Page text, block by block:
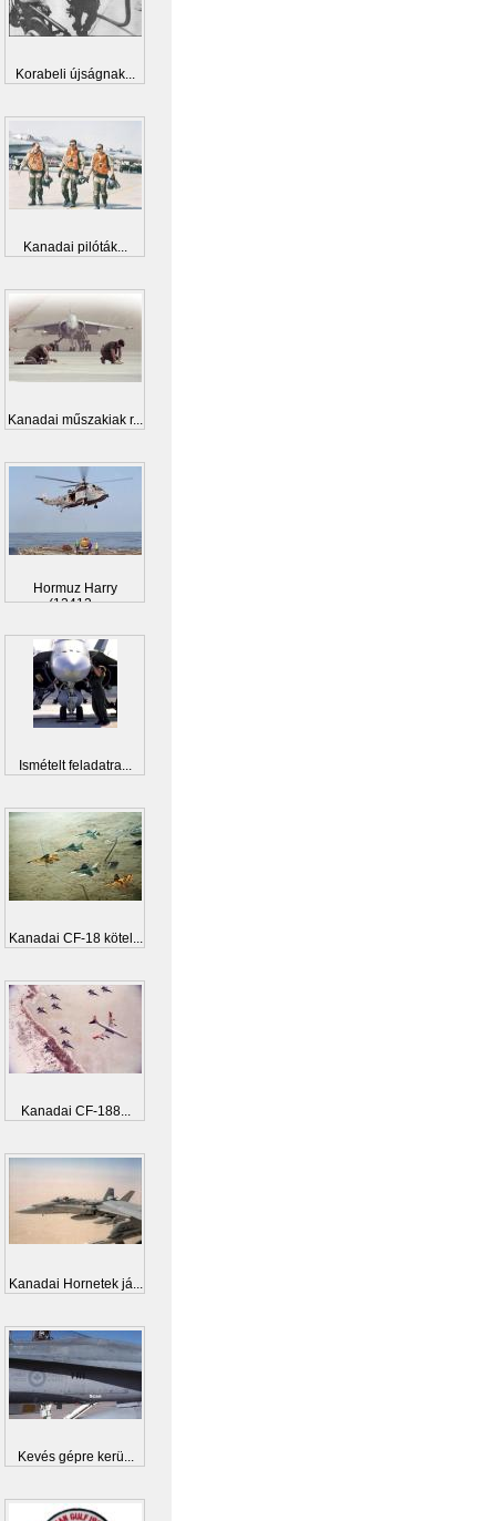
Korabeli újságnak...
Kanadai pilóták...
Kanadai műszakiak r...
Hormuz Harry
(12412...
Ismételt feladatra...
Kanadai CF-18 kötel...
Kanadai CF-188...
Kanadai Hornetek já...
Kevés gépre kerü...